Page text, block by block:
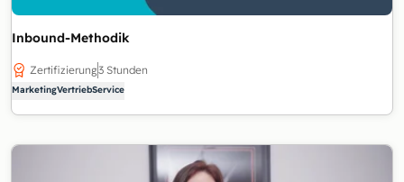
Inbound-Methodik
Zertifizierung3 Stunden
MarketingVertriebService